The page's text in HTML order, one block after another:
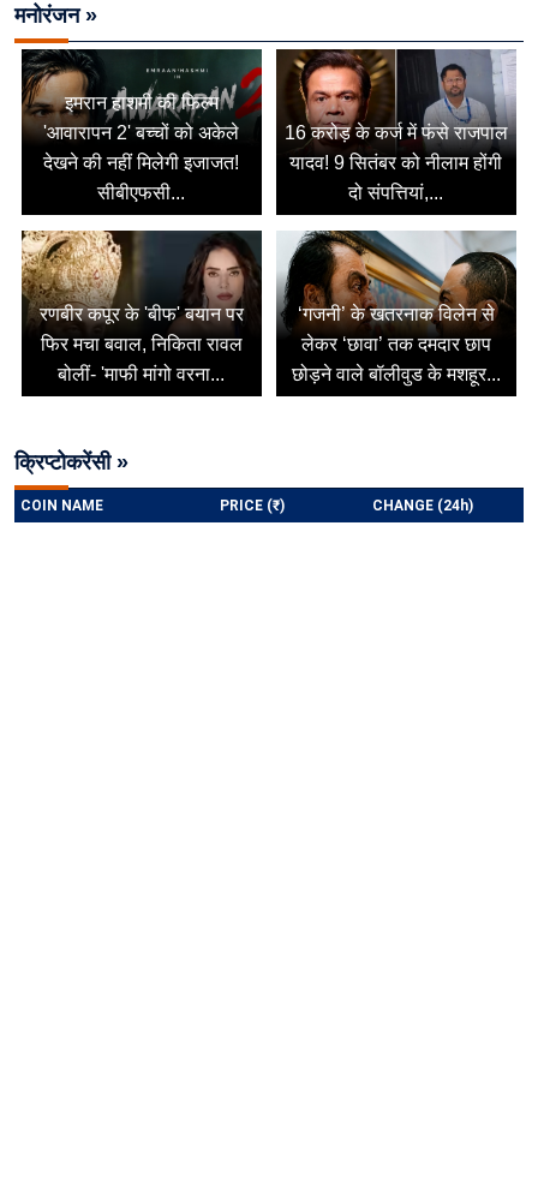
मनोरंजन »
इमरान हाशमी की फिल्म
'आवारापन 2' बच्चों को अकेले
देखने की नहीं मिलेगी इजाजत!
सीबीएफसी...
16 करोड़ के कर्ज में फंसे राजपाल
यादव! 9 सितंबर को नीलाम होंगी
दो संपत्तियां,...
रणबीर कपूर के 'बीफ' बयान पर
फिर मचा बवाल, निकिता रावल
बोलीं- 'माफी मांगो वरना...
‘गजनी’ के खतरनाक विलेन से
लेकर ‘छावा’ तक दमदार छाप
छोड़ने वाले बॉलीवुड के मशहूर...
क्रिप्टोकरेंसी »